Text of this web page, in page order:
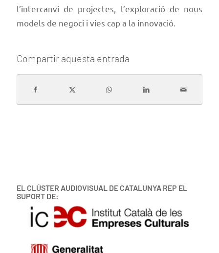
l’intercanvi de projectes, l’exploració de nous
models de negoci i vies cap a la innovació.
Compartir aquesta entrada
EL CLÚSTER AUDIOVISUAL DE CATALUNYA REP EL
SUPORT DE: